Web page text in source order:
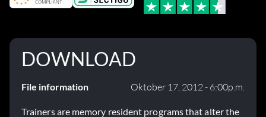
DOWNLOAD
File information Oktober 17, 2012 - 6:00p.m.
Trainers are memory resident programs that alter the